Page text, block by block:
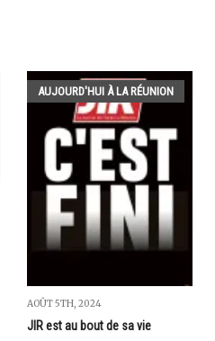
AUJOURD'HUI À LA RÉUNION
AOÛT 5TH, 2024
JIR est au bout de sa vie